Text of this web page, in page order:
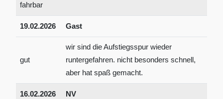
fahrbar
19.02.2026 Gast
gut
wir sind die Aufstiegsspur wieder
runtergefahren. nicht besonders schnell,
aber hat spaß gemacht.
16.02.2026 NV